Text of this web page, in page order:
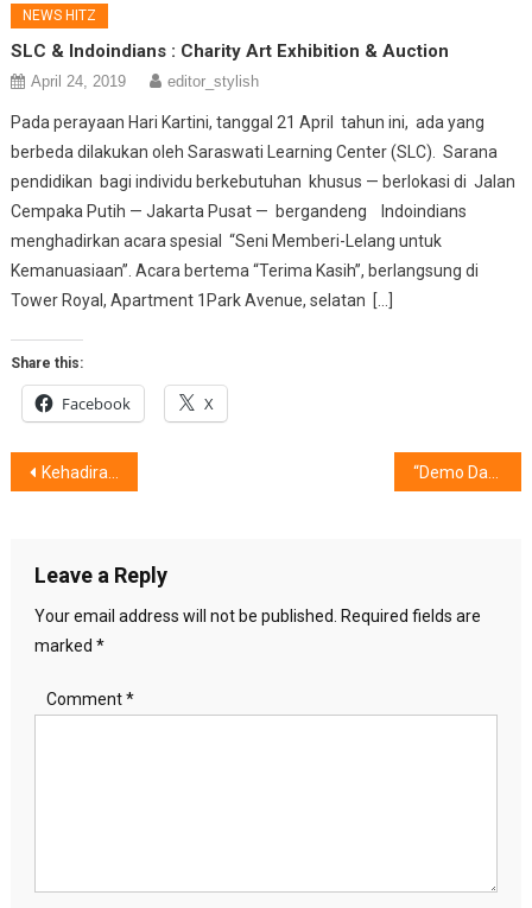
NEWS HITZ
SLC & Indoindians : Charity Art Exhibition & Auction
April 24, 2019 editor_stylish
Pada perayaan Hari Kartini, tanggal 21 April tahun ini, ada yang
berbeda dilakukan oleh Saraswati Learning Center (SLC). Sarana
pendidikan bagi individu berkebutuhan khusus — berlokasi di Jalan
Cempaka Putih — Jakarta Pusat — bergandeng Indoindians
menghadirkan acara spesial “Seni Memberi-Lelang untuk
Kemanuasiaan”. Acara bertema “Terima Kasih”, berlangsung di
Tower Royal, Apartment 1Park Avenue, selatan […]
Share this:
Facebook X
Post
Kehadiran IoT Mempermudah Aktivitas Pengguna
Leave a Reply
Your email address will not be published.
Required fields are
marked *
Comment*